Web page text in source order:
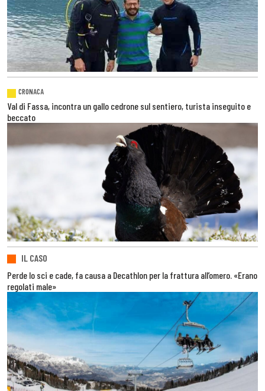
CRONACA
Val di Fassa, incontra un gallo cedrone sul sentiero, turista inseguito e
beccato
IL CASO
Perde lo sci e cade, fa causa a Decathlon per la frattura all’omero. «Erano
regolati male»